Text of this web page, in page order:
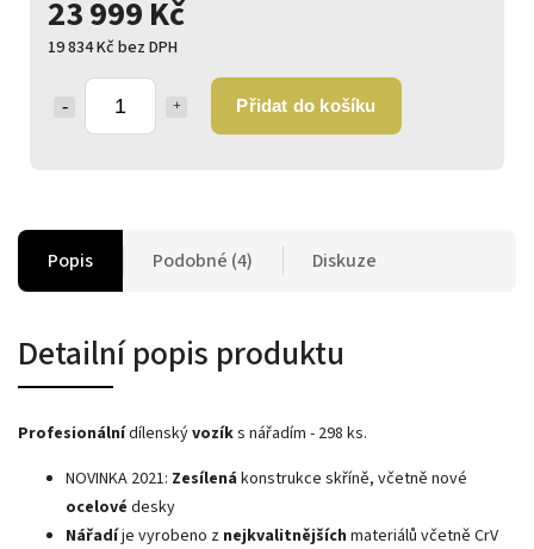
23 999 Kč
19 834 Kč bez DPH
Přidat do košíku
Popis Podobné (4) Diskuze
Detailní popis produktu
Profesionálnídílenskývozíks nářadím - 298 ks.
NOVINKA 2021: Zesílená konstrukce skříně, včetně nové
ocelové desky
Nářadíje vyrobeno z nejkvalitnějších materiálů včetně CrV